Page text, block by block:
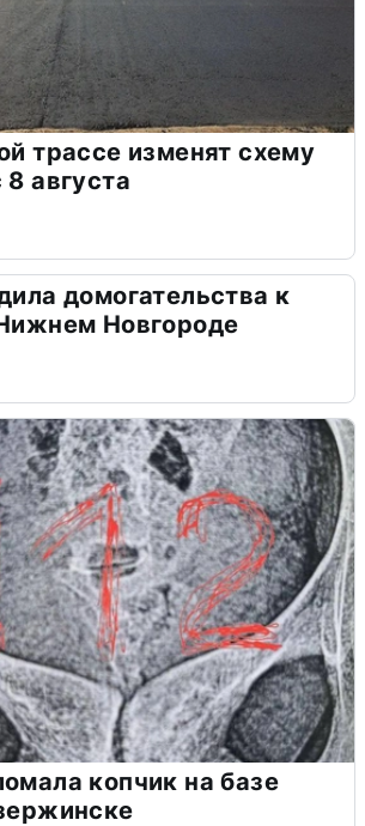
трассе изменят схему
августа
домогательства к
Новгороде
копчик на базе